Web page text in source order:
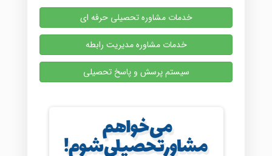
خدمات مشاوره تحصیلی حرفه ای
خدمات مشاوره مدیریت رابطه
سیستم پرسش و پاسخ تحصیلی